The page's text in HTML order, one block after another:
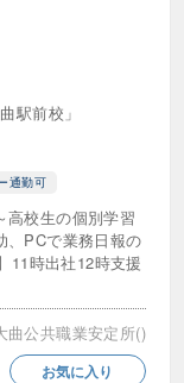
駅前校」
通勤可
校生の個別学習
、PCで業務日報の
11時出社12時支援
曲公共職業安定所()
お気に入り